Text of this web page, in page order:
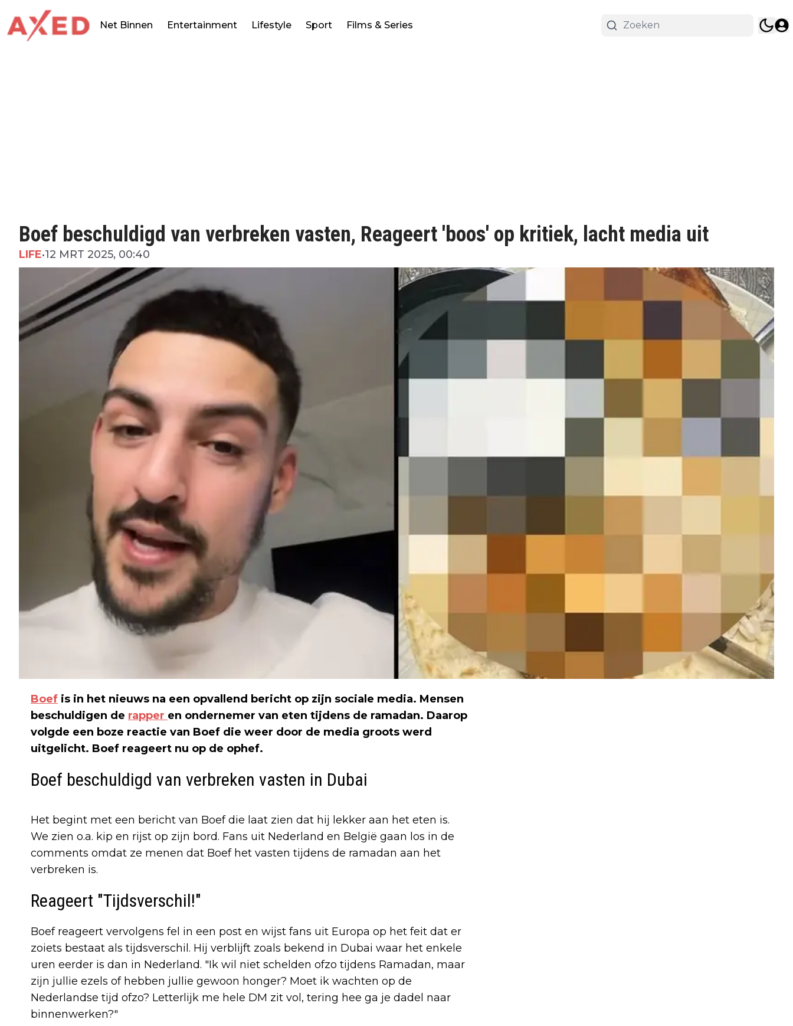
Net Binnen Entertainment Lifestyle Sport Films & Series
Boef beschuldigd van verbreken vasten, Reageert 'boos' op kritiek, lacht media uit
LIFE•12 MRT 2025, 00:40
Boef is in het nieuws na een opvallend bericht op zijn sociale media. Mensen
beschuldigen de rapper en ondernemer van eten tijdens de ramadan. Daarop
volgde een boze reactie van Boef die weer door de media groots werd
uitgelicht. Boef reageert nu op de ophef.
Boef beschuldigd van verbreken vasten in Dubai
Het begint met een bericht van Boef die laat zien dat hij lekker aan het eten is.
We zien o.a. kip en rijst op zijn bord. Fans uit Nederland en België gaan los in de
comments omdat ze menen dat Boef het vasten tijdens de ramadan aan het
verbreken is.
Reageert "Tijdsverschil!"
Boef reageert vervolgens fel in een post en wijst fans uit Europa op het feit dat er
zoiets bestaat als tijdsverschil. Hij verblijft zoals bekend in Dubai waar het enkele
uren eerder is dan in Nederland. "Ik wil niet schelden ofzo tijdens Ramadan, maar
zijn jullie ezels of hebben jullie gewoon honger? Moet ik wachten op de
Nederlandse tijd ofzo? Letterlijk me hele DM zit vol, tering hee ga je dadel naar
binnenwerken?"